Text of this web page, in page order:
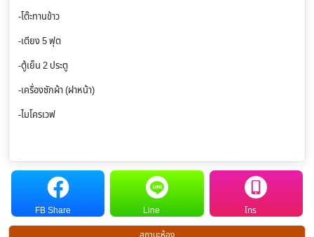
-โต๊ะทานข้าว
-เตียง 5 ฟุต
-ตู้เย็น 2 ประตู
-เครื่องซักผ้า (ฝาหน้า)
-ไมโครเวฟ
FB Share Line
โทร